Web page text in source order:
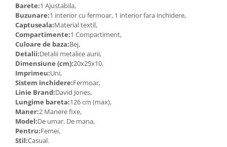
Barete:1 Ajustabila,
Buzunare:1 interior cu fermoar, 1 interior fara inchidere,
Captuseala:Material textil,
Compartimente:1 Compartiment,
Culoare de baza:Bej,
Detalii:Detalii metalice aurii,
Dimensiune (cm):20x25x10,
Imprimeu:Uni,
Sistem inchidere:Fermoar,
Linie Brand:David Jones,
Lungime bareta:126 cm (max),
Maner:2 Manere fixe,
Model:De umar, De mana,
Pentru:Femei,
Stil:Casual.